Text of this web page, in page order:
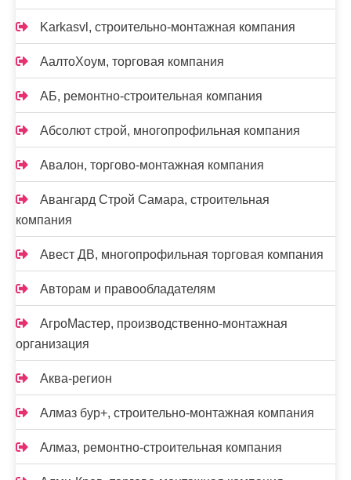
Karkasvl, строительно-монтажная компания
АалтоХоум, торговая компания
АБ, ремонтно-строительная компания
Абсолют строй, многопрофильная компания
Авалон, торгово-монтажная компания
Авангард Строй Самара, строительная
компания
Авест ДВ, многопрофильная торговая компания
Авторам и правообладателям
АгроМастер, производственно-монтажная
организация
Аква-регион
Алмаз бур+, строительно-монтажная компания
Алмаз, ремонтно-строительная компания